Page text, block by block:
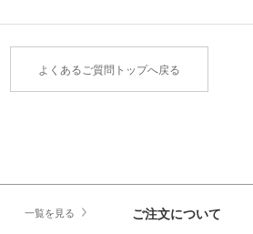
よくあるご質問トップへ戻る
一覧を見る ご注文について